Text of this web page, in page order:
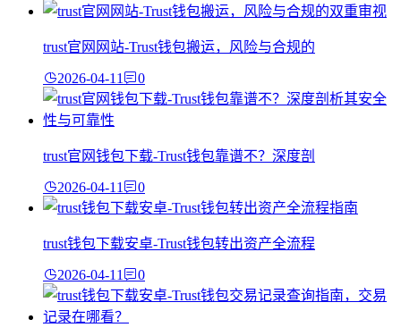
trust官网网站-Trust钱包搬运，风险与合规的
2026-04-11 0
trust官网钱包下载-Trust钱包靠谱不？深度剖
2026-04-11 0
trust钱包下载安卓-Trust钱包转出资产全流程
2026-04-11 0